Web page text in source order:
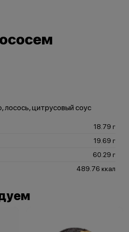
лосось, цитрусовый соус
18.79 г
19.69 г
60.29 г
489.76 ккал